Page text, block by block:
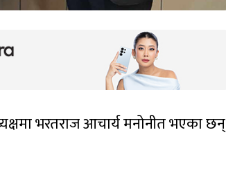
भरतराज आचार्य मनोनीत भएका छन्